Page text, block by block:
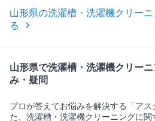
山形県の洗濯槽・洗濯機クリー
る
山形県で洗濯槽・洗濯機クリー
み・疑問
プロが答えてお悩みを解決する「アス
た、洗濯槽・洗濯機クリーニングに